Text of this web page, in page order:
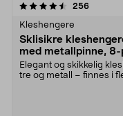
256
Kleshengere
Sklisikre
med metallpinne,
Elegant og skikkelig
tre og metall – finnes i
4.5av 5 stjerner